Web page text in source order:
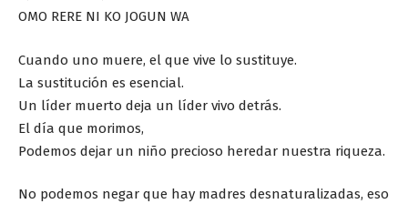
OMO RERE NI KO JOGUN WA
Cuando uno muere, el que vive lo sustituye.
La sustitución es esencial.
Un líder muerto deja un líder vivo detrás.
El día que morimos,
Podemos dejar un niño precioso heredar nuestra riqueza.
No podemos negar que hay madres desnaturalizadas, eso